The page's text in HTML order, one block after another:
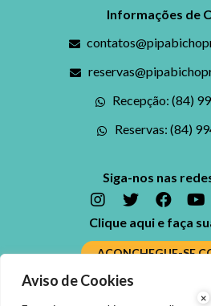
Aviso de Cookies
Informações de
Recepção: (84)
Reservas: (84)
Siga-nos nas
Clique aqui e faça
ACONCHEGUE-SE
Ficou alguma dúvida?
Reserve agora, com o ×